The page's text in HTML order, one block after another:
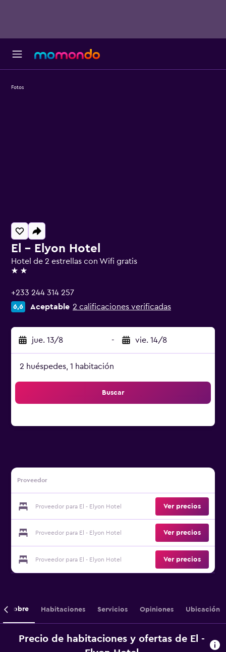
El - Elyon Hotel
Hotel de 2 estrellas con Wifi gratis
2 estrellas
+233 244 314 257
6,6 Aceptable 2 calificaciones verificadas
jue. 13/8 - vie. 14/8
2 huéspedes, 1 habitación
Buscar
Proveedor
Proveedor para El - Elyon Hotel Ver precios
Proveedor para El - Elyon Hotel Ver precios
Proveedor para El - Elyon Hotel Ver precios
Fotos
Sobre Habitaciones Servicios Opiniones Ubicación
Precio de habitaciones y ofertas de El -